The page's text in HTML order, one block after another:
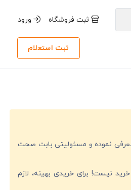
ثبت فروشگاه ورود
ثبت استعلام
معرفی نموده و مسئولیتی بابت صحت
نیست! برای خریدی بهینه، لازم